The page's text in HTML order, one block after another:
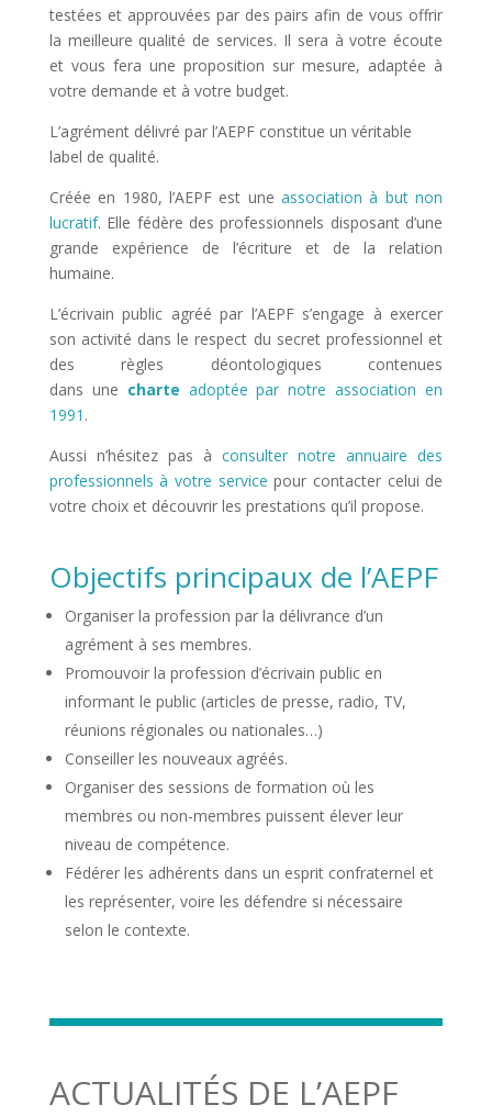
testées et approuvées par des pairs afin de vous offrir
la meilleure qualité de services. Il sera à votre écoute
et vous fera une proposition sur mesure, adaptée à
votre demande et à votre budget.
L’agrément délivré par l’AEPF constitue un véritable
label de qualité.
Créée en 1980, l’AEPF est uneassociation à but non
lucratif. Elle fédère des professionnels disposant d’une
grande expérience de l’écriture et de la relation
humaine.
L’écrivain public agréé par l’AEPF s’engage à exercer
son activité dans le respect du secret professionnel et
des règles déontologiques contenues
dans une charte adoptée par notre association en
1991 .
Aussi n’hésitez pas àconsulter notre annuaire des
professionnels à votre service pour contacter celui de
votre choix et découvrir les prestations qu’il propose.
Objectifs principaux de l’AEPF
Organiser la profession par la délivrance d’un
agrément à ses membres.
Promouvoir la profession d’écrivain public en
informant le public (articles de presse, radio, TV,
réunions régionales ou nationales…)
Conseiller les nouveaux agréés.
Organiser des sessions de formation où les
membres ou non-membres puissent élever leur
niveau de compétence.
Fédérer les adhérents dans un esprit confraternel et
les représenter, voire les défendre si nécessaire
selon le contexte.
ACTUALITÉS DE L’AEPF